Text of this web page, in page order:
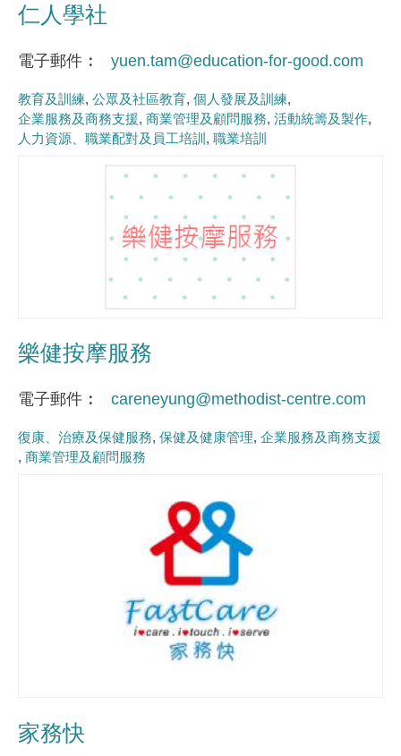
仁人學社
電子郵件 yuen.tam@education-for-good.com
教育及訓練 公眾及社區教育 個人發展及訓練
企業服務及商務支援 商業管理及顧問服務 活動統籌及製作
人力資源、職業配對及員工培訓
職業培訓
樂健按摩服務
電子郵件 careneyung@methodist-centre.com
復康、治療及保健服務 保健及健康管理 企業服務及商務支援
商業管理及顧問服務
家務快